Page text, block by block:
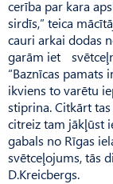
cerība par kara
sirdīs,” teica
cauri arkai dodas
garām iet
“Baznīcas pamats
ikviens to varētu
stiprina. Citkārt
citreiz tam jākļūst
gabals no Rīgas
svētceļojums, tās
D.Kreicbergs.